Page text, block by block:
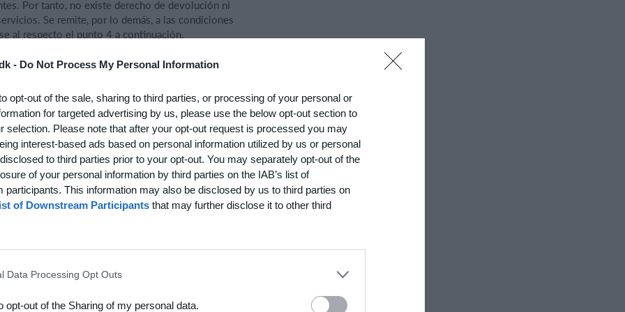
- Do Not Process My Personal Information
opt-out of the sale, sharing to third parties, or processing of your personal or
for targeted advertising by us, please use the below opt-out section to
selection. Please note that after your opt-out request is processed you may
interest-based ads based on personal information utilized by us or personal
to third parties prior to your opt-out. You may separately opt-out of the
of your personal information by third parties on the IAB’s list of
participants. This information may also be disclosed by us to third parties on
of Downstream Participants that may further disclose it to other third
Data Processing Opt Outs
opt-out of the Sharing of my personal data.
Por tanto, no existe derecho de devolución ni
Se remite, por lo demás, a las condiciones
al respecto el punto 4 a continuación.
que se ponen a disposición a cambio de pago,
a intervalos fijos o continuadamente según el
al Club o a los socios del Club en función del
de pago, servicios de pago o servicios de
continuada hasta que el Club la rescinda por escrito;
y el precio dependen de las elecciones concretas del
a ello.
servicios, por ejemplo, funcionalidades,
vinculados a condiciones independientes que deberán
de poder ser utilizados.
comerciales y en función de las